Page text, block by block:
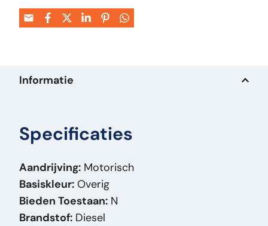
Informatie
Specificaties
Aandrijving: Motorisch
Basiskleur: Overig
Bieden Toestaan: N
Brandstof: Diesel